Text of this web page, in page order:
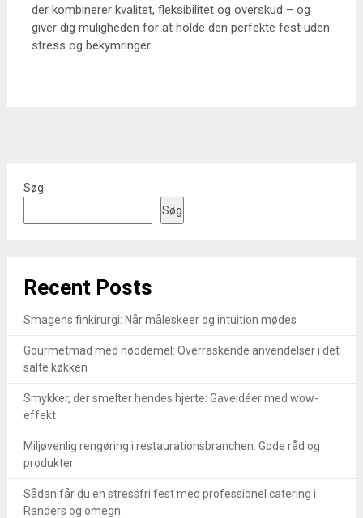
der kombinerer kvalitet, fleksibilitet og overskud – og
giver dig muligheden for at holde den perfekte fest uden
stress og bekymringer.
Søg
Søg
Recent Posts
Smagens finkirurgi: Når måleskeer og intuition mødes
Gourmetmad med nøddemel: Overraskende anvendelser i det
salte køkken
Smykker, der smelter hendes hjerte: Gaveidéer med wow-
effekt
Miljøvenlig rengøring i restaurationsbranchen: Gode råd og
produkter
Sådan får du en stressfri fest med professionel catering i
Randers og omegn